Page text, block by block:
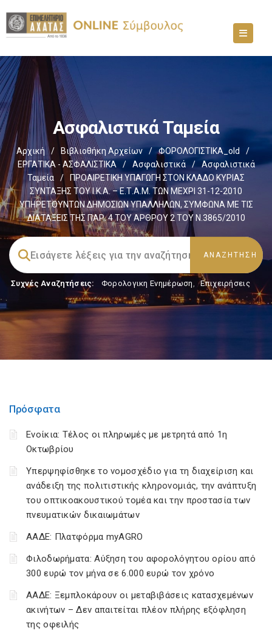
Ασφαλιστικά Ταμεία
Αρχική / Βιβλιοθήκη Αρχείων / ΦΟΡΟΛΟΓΙΣΤΙΚΑ_old
/
ΕΡΓΑΤΙΚΑ - ΑΣΦΑΛΙΣΤΙΚΑ
/ Ασφαλιστικά /
Ασφαλιστικά
Ταμεία
/
ΠΡΟΑΙΡΕΤΙΚΗ ΥΠΑΓΩΓΗ ΣΤΟΝ ΚΛΑΔΟ ΚΥΡΙΑΣ
ΣΥΝΤΑΞΗΣ ΤΟΥ Ι.Κ.Α. – Ε.Τ.Α.Μ. ΤΩΝ ΜΕΧΡΙ 31-12-2010
ΥΠΗΡΕΤΟΥΝΤΩΝ ΔΗΜΟΣΙΩΝ ΥΠΑΛΛΗΛΩΝ, ΣΥΜΦΩΝΑ ΜΕ ΤΙΣ
ΔΙΑΤΑΞΕΙΣ ΤΗΣ ΠΑΡ. 4 ΤΟΥ ΑΡΘΡΟΥ 2 ΤΟΥ Ν.3865/2010
Συχνές Αναζητήσεις: Φορολογικη Ενημέρωση, Επιχειρήσεις
Πρόσφατα
Ενοίκια: Τέλος οι πληρωμές με μετρητά από 1η
Οκτωβρίου
Υπερψηφίσθηκε το νομοσχέδιο για τη διαχείριση και
ανάδειξη της πολιτιστικής κληρονομιάς, την ανάπτυξη
του οπτικοακουστικού τομέα και την προστασία των
πνευματικών δικαιωμάτων
ΑΑΔΕ: Πλατφόρμα myAGRO
Φιλοδωρήματα: Αύξηση του αφορολόγητου ορίου από
300 ευρώ τον μήνα σε 6.000 ευρώ τον χρόνο
ΑΑΔΕ: Ξεμπλοκάρουν οι μεταβιβάσεις κατασχεμένων
ακινήτων – Δεν απαιτείται πλέον πλήρης εξόφληση
της οφειλής